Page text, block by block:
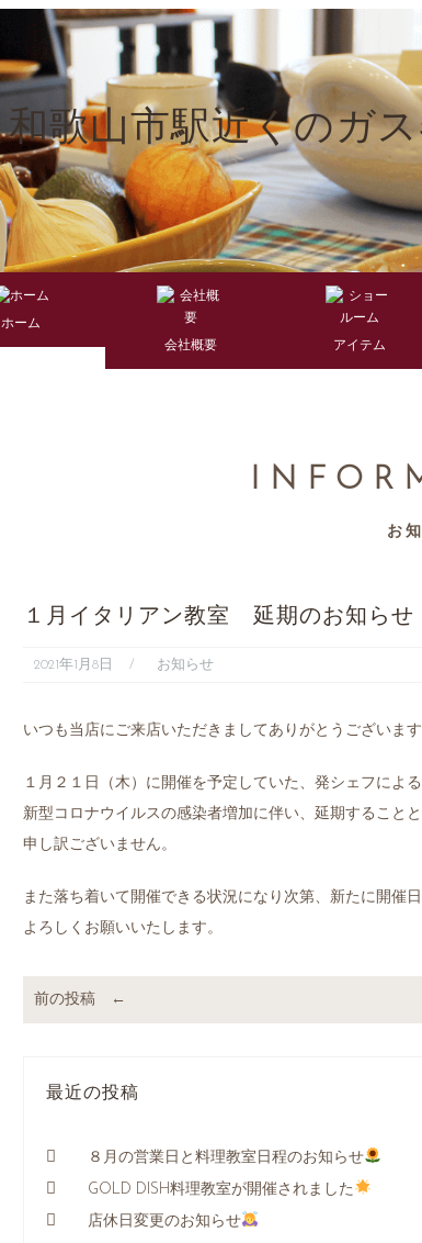
ホーム
会社概要
アイテム
お
１月イタリアン教室 延期のお知らせ
2021年1月8日 お知らせ
いつも当店にご来店いただきましてありがとうございます
１月２１日（木）に開催を予定していた、発シェフによ
新型コロナウイルスの感染者増加に伴い、延期することと
申し訳ございません。
また落ち着いて開催できる状況になり次第、新たに開催
よろしくお願いいたします。
前の投稿 ←
最近の投稿
８月の営業日と料理教室日程のお知らせ
GOLD DISH料理教室が開催されました
店休日変更のお知らせ